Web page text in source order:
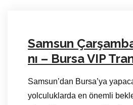
Samsun
nı – Bursa VIP
Samsun’dan Bursa’ya
yolculuklarda en önemli